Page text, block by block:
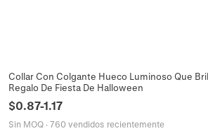
Collar Con Colgante Hueco Luminoso Que
Regalo De Fiesta De Halloween
$0.87-1.17
Sin MOQ · 760 vendidos recientemente